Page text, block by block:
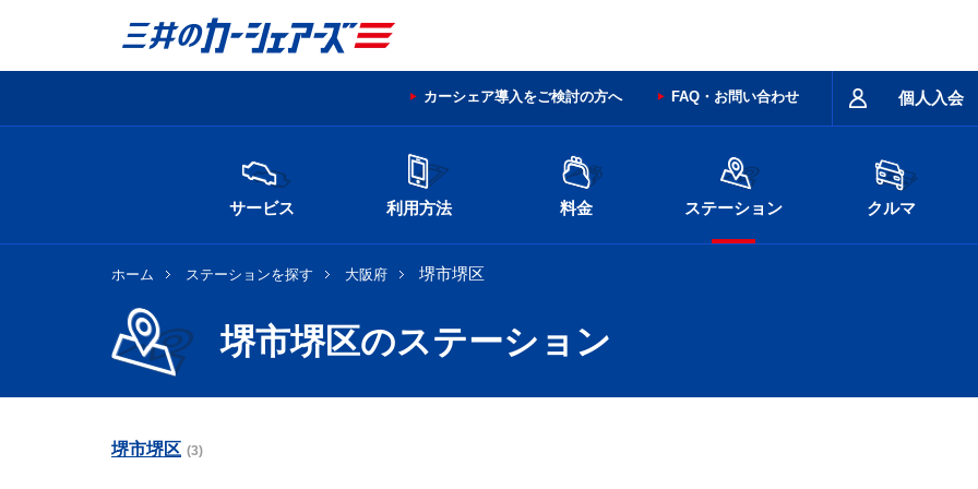
個人入会
カーシェア導入をご検討の方へ FAQ・お問い合わせ
サービス 利用方法 料金 ステーション クルマ
ホーム ステーションを探す 大阪府 堺市堺区
堺市堺区のステーション
堺市堺区 (3)